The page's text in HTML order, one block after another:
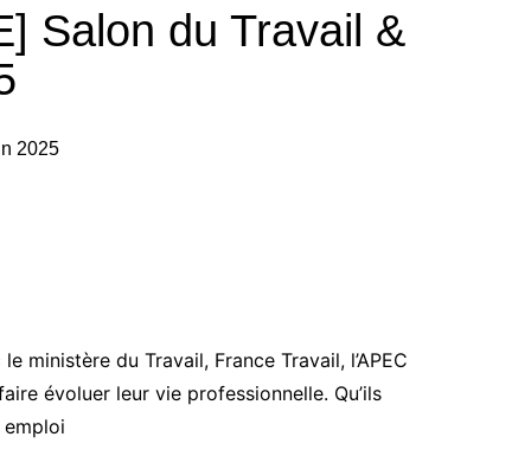
Salon du Travail &
ministère du Travail, France Travail, l’APEC
évoluer leur vie professionnelle. Qu’ils
emploi